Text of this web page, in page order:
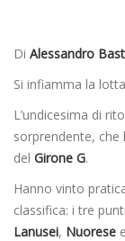
Di Alessandro
Si infiamma la
L’undicesima di
sorprendente,
del Girone G.
Hanno vinto
classifica: i tre
Lanusei, Nuorese e